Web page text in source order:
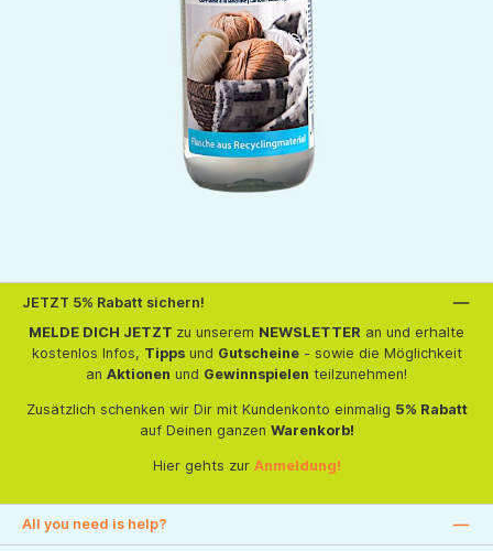
JETZT 5% Rabatt sichern!
MELDE DICH JETZT zu unserem NEWSLETTER an und erhalte
kostenlos Infos, Tippsund Gutscheine- sowie die Möglichkeit
an Aktionen und Gewinnspielen teilzunehmen!
Zusätzlich schenken wir Dir mit Kundenkonto einmalig 5% Rabatt
auf Deinen ganzen Warenkorb!
Hier gehts zur Anmeldung!
All you need is help?